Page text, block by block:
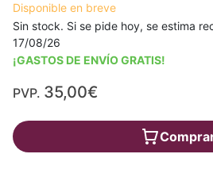
Disponible en breve
Sin stock. Si se pide hoy, se estima
17/08/26
¡GASTOS DE ENVÍO GRATIS!
PVP. 35,00€